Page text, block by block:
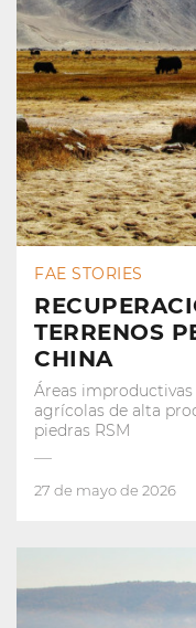
FAE STORIES
TERRENOS
CHINA
Áreas
agrícolas de alta
piedras RSM
27 de mayo de 2026